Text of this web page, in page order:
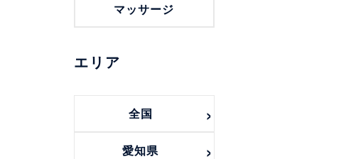
マッサージ
エリア
全国
愛知県